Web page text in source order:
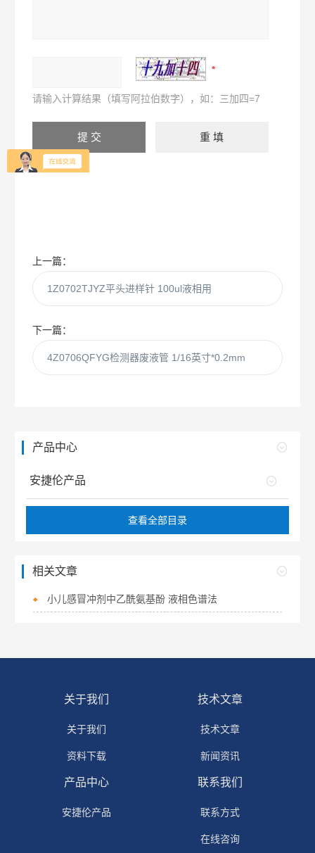
请输入计算结果（填写阿拉伯数字），如：三加四=7
上一篇：
1Z0702TJYZ平头进样针 100ul液相用
下一篇：
4Z0706QFYG检测器废液管 1/16英寸*0.2mm
产品中心
安捷伦产品
查看全部目录
相关文章
小儿感冒冲剂中乙酰氨基酚 液相色谱法
关于我们
关于我们
资料下载
技术文章
技术文章
新闻资讯
产品中心
安捷伦产品
联系我们
联系方式
在线咨询